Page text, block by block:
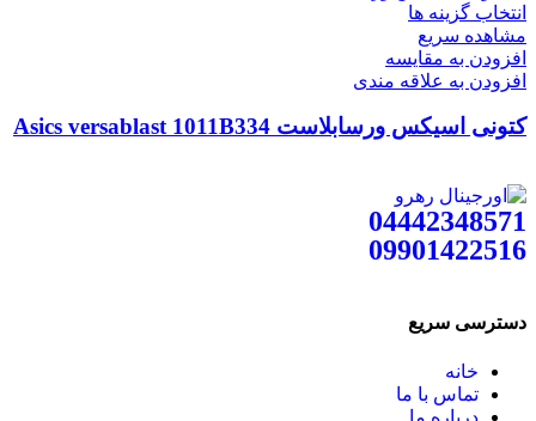
انتخاب گزینه ها
مشاهده سریع
افزودن به مقایسه
افزودن به علاقه مندی
کتونی اسیکس ورسابلاست Asics versablast 1011B334
04442348571
09901422516
دسترسی سریع
خانه
تماس با ما
درباره ما